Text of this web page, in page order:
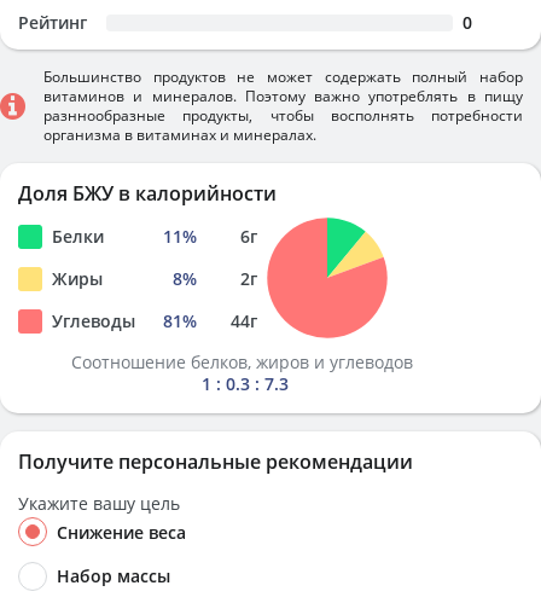
Рейтинг 0
Большинство продуктов не может содержать полный набор
витаминов и минералов. Поэтому важно употреблять в пищу
разннообразные продукты, чтобы восполнять потребности
организма в витаминах и минералах.
Доля БЖУ в калорийности
Белки 11% 6г
Жиры
8% 2г
Углеводы
81% 44г
Соотношение белков, жиров и углеводов
1 : 0.3 : 7.3
Получите персональные рекомендации
Укажите вашу цель
Снижение веса
Набор массы